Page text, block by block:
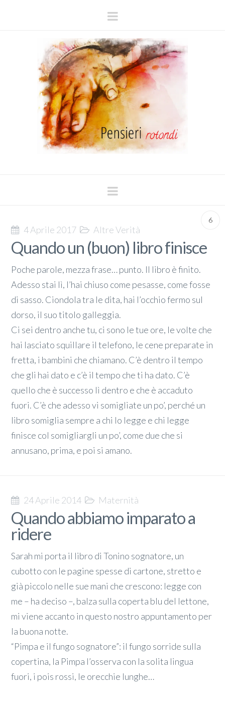
Navigation
Navigation
6
4 Aprile 2017 Altre Verità
Quando un (buon) libro finisce
Poche parole, mezza frase… punto. Il libro è finito.
Adesso stai lì, l’hai chiuso come pesasse, come fosse
di sasso. Ciondola tra le dita, hai l’occhio fermo sul
dorso, il suo titolo galleggia.
Ci sei dentro anche tu, ci sono le tue ore, le volte che
hai lasciato squillare il telefono, le cene preparate in
fretta, i bambini che chiamano. C’è dentro il tempo
che gli hai dato e c’è il tempo che ti ha dato. C’è
quello che è successo lì dentro e che è accaduto
fuori. C’è che adesso vi somigliate un po’, perché un
libro somiglia sempre a chi lo legge e chi legge
finisce col somigliargli un po’, come due che si
annusano, prima, e poi si amano.
24 Aprile 2014 Maternità
Quando abbiamo imparato a
ridere
Sarah mi porta il libro di Tonino sognatore, un
cubotto con le pagine spesse di cartone, stretto e
già piccolo nelle sue mani che crescono: legge con
me – ha deciso –, balza sulla coperta blu del lettone,
mi viene accanto in questo nostro appuntamento per
la buona notte.
“Pimpa e il fungo sognatore”: il fungo sorride sulla
copertina, la Pimpa l’osserva con la solita lingua
fuori, i pois rossi, le orecchie lunghe…